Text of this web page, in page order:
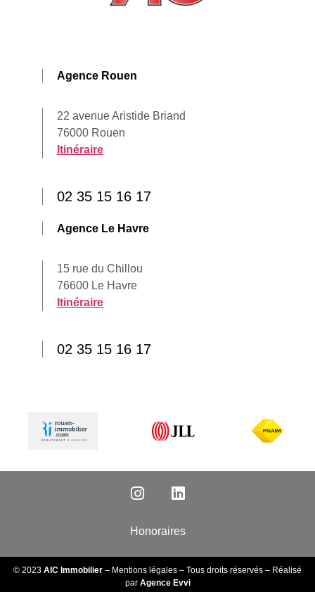
Agence Rouen
22 avenue Aristide Briand
76000 Rouen
Itinéraire
02 35 15 16 17
Agence Le Havre
15 rue du Chillou
76600 Le Havre
Itinéraire
02 35 15 16 17
Honoraires
© 2023 AIC Immobilier – Mentions légales – Tous droits réservés – Réalisé
par Agence Evvi